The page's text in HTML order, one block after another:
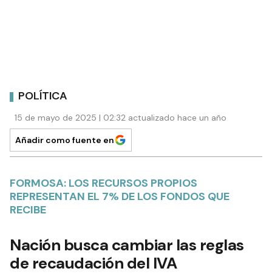
POLÍTICA
15 de mayo de 2025 | 02:32 actualizado hace un año
Añadir como fuente en
FORMOSA: LOS RECURSOS PROPIOS
REPRESENTAN EL 7% DE LOS FONDOS QUE
RECIBE
Nación busca cambiar las reglas
de recaudación del IVA